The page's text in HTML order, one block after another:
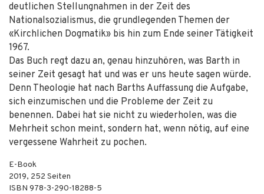
deutlichen Stellungnahmen in der Zeit des
Nationalsozialismus, die grundlegenden Themen der
«Kirchlichen Dogmatik» bis hin zum Ende seiner Tätigkeit
1967.
Das Buch regt dazu an, genau hinzuhören, was Barth in
seiner Zeit gesagt hat und was er uns heute sagen würde.
Denn Theologie hat nach Barths Auffassung die Aufgabe,
sich einzumischen und die Probleme der Zeit zu
benennen. Dabei hat sie nicht zu wiederholen, was die
Mehrheit schon meint, sondern hat, wenn nötig, auf eine
vergessene Wahrheit zu pochen.
E-Book
2019, 252 Seiten
ISBN 978-3-290-18288-5